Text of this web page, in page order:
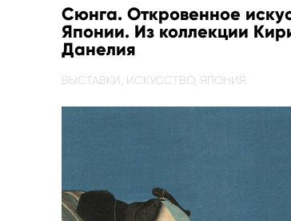
Сюнга. Откровенное
Японии. Из коллекции
Данелия
ВЫСТАВКИ, ИСКУССТВО, ЯПОНИЯ